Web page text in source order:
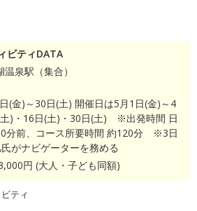
ビティDATA
泉駅（集合）
(金)～30日(土) 開催日は5月1日(金)～4
土)・16日(土)・30日(土) ※出発時間 日
分前、コース所要時間 約120分 ※3日
がナビゲーターを務める
円 (大人・子ども同額)
ティ